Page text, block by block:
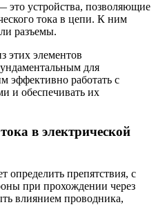
это устройства, позволяющие
тока в цепи. К ним
разъемы.
этих элементов
для
эффективно работать с
и обеспечивать их
в электрической
определить препятствия, с
при прохождении через
влиянием проводника,